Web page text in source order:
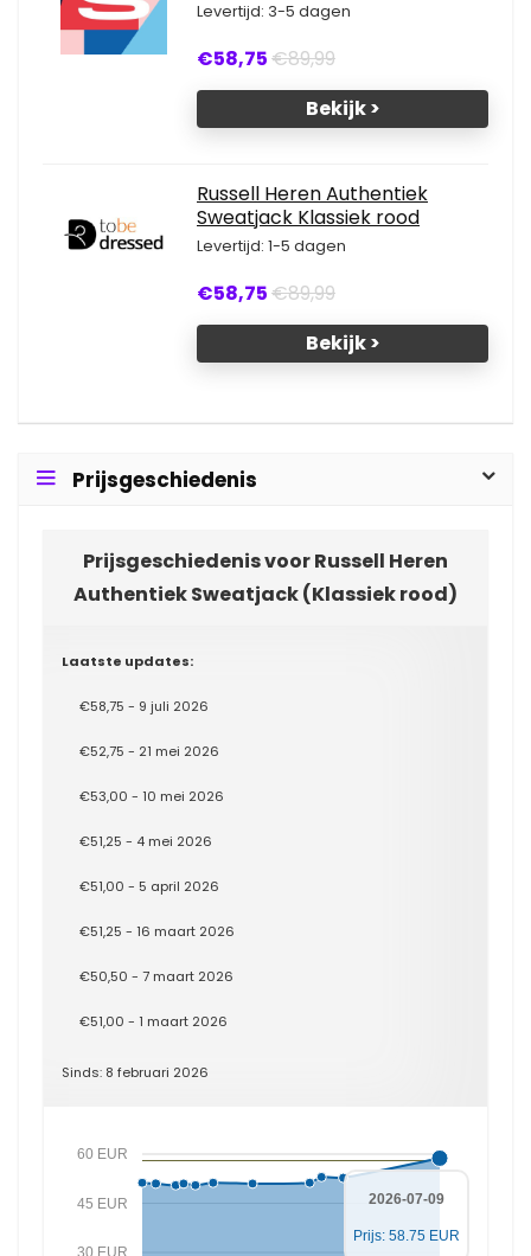
Levertijd: 3-5 dagen
€58,75€89,99
Bekijk >
Russell Heren Authentiek
Sweatjack Klassiek rood
Levertijd: 1-5 dagen
€58,75€89,99
Bekijk >
Prijsgeschiedenis
Prijsgeschiedenis voor Russell Heren
Authentiek Sweatjack (Klassiek rood)
Laatste updates:
€58,75 - 9 juli 2026
€52,75 - 21 mei 2026
€53,00 - 10 mei 2026
€51,25 - 4 mei 2026
€51,00 - 5 april 2026
€51,25 - 16 maart 2026
€50,50 - 7 maart 2026
€51,00 - 1 maart 2026
Sinds: 8 februari 2026
30 EUR
45 EUR
60 EUR
2026-07-09
Prijs: 58.75 EUR